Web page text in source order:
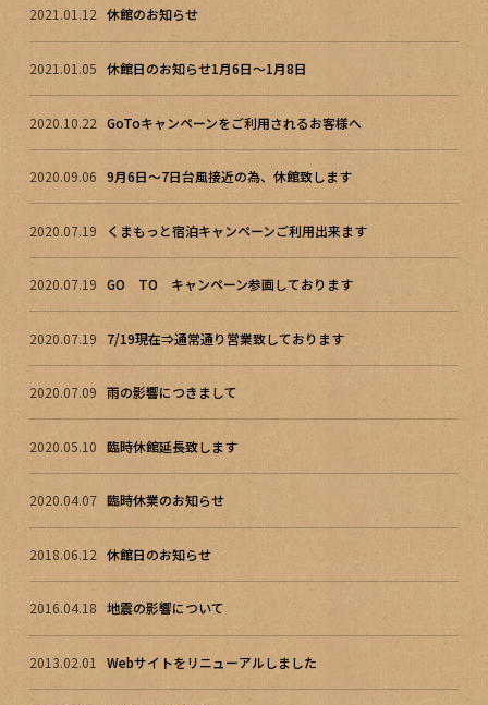
2021.01.12 休館のお知らせ
2021.01.05 休館日のお知らせ1月6日～1月8日
2020.10.22 GoToキャンペーンをご利用されるお客様へ
2020.09.06 9月6日～7日台風接近の為、休館致します
2020.07.19 くまもっと宿泊キャンペーンご利用出来ます
2020.07.19 GO TO キャンペーン参画しております
2020.07.19 7/19現在⇒通常通り営業致しております
2020.07.09 雨の影響につきまして
2020.05.10 臨時休館延長致します
2020.04.07 臨時休業のお知らせ
2018.06.12 休館日のお知らせ
2016.04.18 地震の影響について
2013.02.01 Webサイトをリニューアルしました